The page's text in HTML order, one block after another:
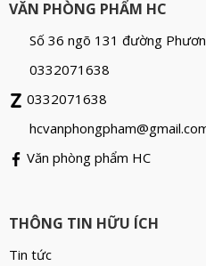
VĂN PHÒNG PHẨM HC
Số 36 ngõ 131 đường
0332071638
0332071638
Văn phòng phẩm HC
THÔNG TIN HỮU ÍCH
Tin tức